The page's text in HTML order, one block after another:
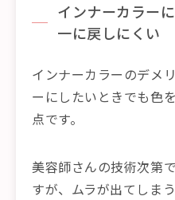
インナーカラー
一に戻しにくい
インナーカラーのデメ
ーにしたいときでも色
点です。
美容師さんの技術次第
すが、ムラが出てしま